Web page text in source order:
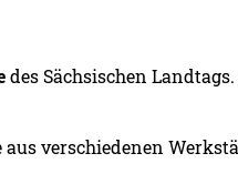
des Sächsischen
verschiedenen